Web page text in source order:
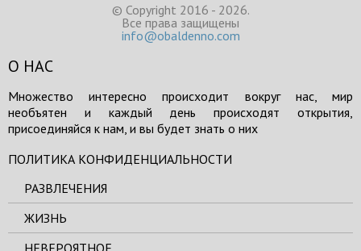
© Copyright 2016 - 2026.
Все права защищены
info@obaldenno.com
О НАС
Множество интересно происходит вокруг нас, мир
необъятен и каждый день происходят открытия,
присоединяйся к нам, и вы будет знать о них
ПОЛИТИКА КОНФИДЕНЦИАЛЬНОСТИ
РАЗВЛЕЧЕНИЯ
ЖИЗНЬ
НЕВЕРОЯТНОЕ